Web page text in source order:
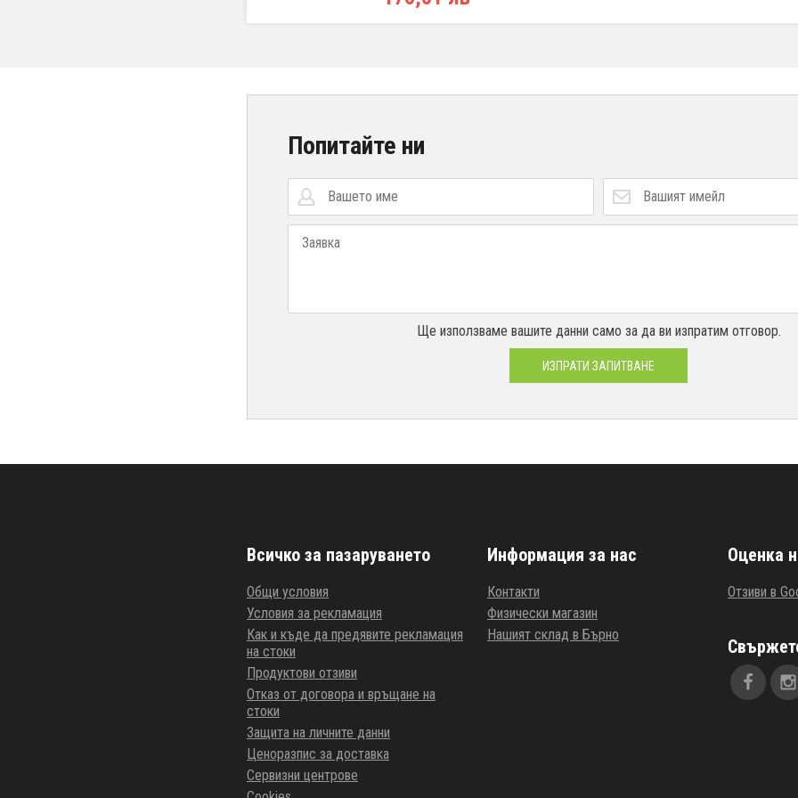
Попитайте ни
Ще използваме вашите данни само за да ви изпратим отговор.
ИЗПРАТИ ЗАПИТВАНЕ
Всичко за пазаруването
Общи условия
Условия за рекламация
Как и къде да предявите рекламация
на стоки
Продуктови отзиви
Отказ от договора и връщане на
стоки
Защита на личните данни
Ценоразпис за доставка
Сервизни центрове
Информация за нас
Контакти
Физически магазин
Нашият склад в Бърно
Оценка
Отзиви в